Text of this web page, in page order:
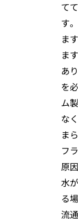
て
す
ま
ま
あ
を
ム
な
ま
フ
原
水
る
流